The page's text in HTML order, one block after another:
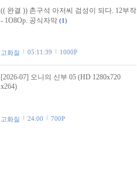
(( 완결 )) 촌구석 아저씨 검성이 되다. 12부작
- 1O8Op. 공식자막 (1)
고화질 05:11:39 1000P
[2026-07] 오니의 신부 05 (HD 1280x720
x264)
고화질 24:00 700P